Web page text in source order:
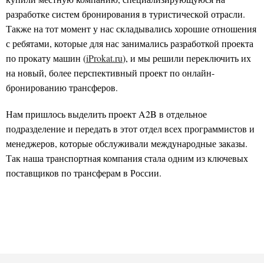
разработке систем бронирования в туристической отрасли.
Также на тот момент у нас складывались хорошие отношения
с ребятами, которые для нас занимались разработкой проекта
по прокату машин (iProkat.ru), и мы решили переключить их
на новый, более перспективный проект по онлайн-
бронированию трансферов.
Нам пришлось выделить проект A2B в отдельное
подразделение и передать в этот отдел всех программистов и
менеджеров, которые обслуживали международные заказы.
Так наша транспортная компания стала одним из ключевых
поставщиков по трансферам в России.